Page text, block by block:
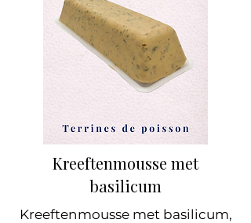
Kreeftenmousse met
basilicum
Kreeftenmousse met basilicum,